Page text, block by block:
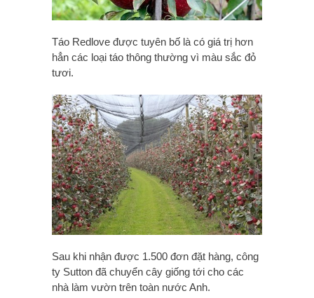
Táo Redlove được tuyên bố là có giá trị hơn
hẳn các loại táo thông thường vì màu sắc đỏ
tươi.
Sau khi nhận được 1.500 đơn đặt hàng, công
ty Sutton đã chuyển cây giống tới cho các
nhà làm vườn trên toàn nước Anh.